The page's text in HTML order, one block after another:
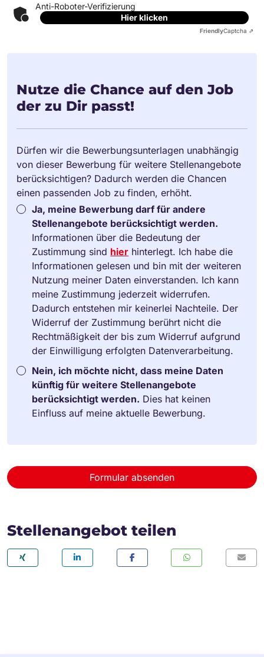
Anti-Roboter-Verifizierung
Hier klicken
FriendlyCaptcha ⇗
Nutze die Chance auf den Job
der zu Dir passt!
Dürfen wir die Bewerbungsunterlagen unabhängig
von dieser Bewerbung für weitere Stellenangebote
berücksichtigen? Dadurch werden die Chancen
einen passenden Job zu finden, erhöht.
Ja, meine Bewerbung darf für andere
Stellenangebote berücksichtigt werden.
Informationen über die Bedeutung der
Zustimmung sind hier hinterlegt. Ich habe die
Informationen gelesen und bin mit der weiteren
Nutzung meiner Daten einverstanden. Ich kann
meine Zustimmung jederzeit widerrufen.
Dadurch entstehen mir keinerlei Nachteile. Der
Widerruf der Zustimmung berührt nicht die
Rechtmäßigkeit der bis zum Widerruf aufgrund
der Einwilligung erfolgten Datenverarbeitung.
Nein, ich möchte nicht, dass meine Daten
künftig für weitere Stellenangebote
berücksichtigt werden. Dies hat keinen
Einfluss auf meine aktuelle Bewerbung.
Formular absenden
Stellenangebot teilen